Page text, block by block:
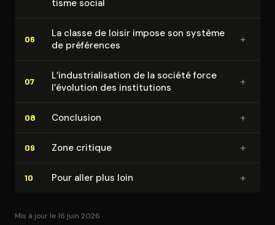
tisme social
06
La classe de loisir impose son système
de préférences
+
07
L’in­dus­tria­li­sa­tion de la société force
l’évolution des ins­ti­tu­tions
+
08 Conclusion +
09 Zone critique +
10 Pour aller plus loin +
Mis à jour le 16 juin 2026